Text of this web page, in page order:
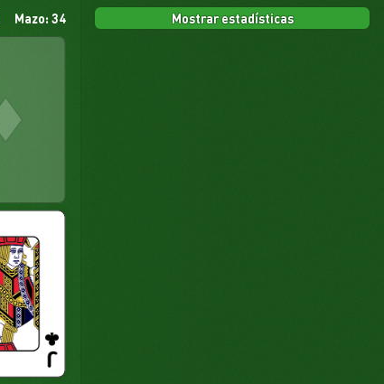
Mazo: 34 Mostrar estadísticas